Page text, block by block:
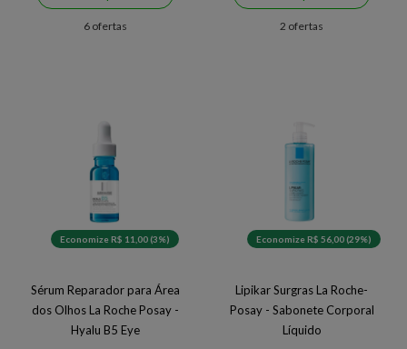
6 ofertas 2 ofertas
Economize R$ 11,00 (3%)
Sérum Reparador para Área
dos Olhos La Roche Posay -
Hyalu B5 Eye
Economize R$ 56,00 (29%)
Lipikar Surgras La Roche-
Posay - Sabonete Corporal
Líquido